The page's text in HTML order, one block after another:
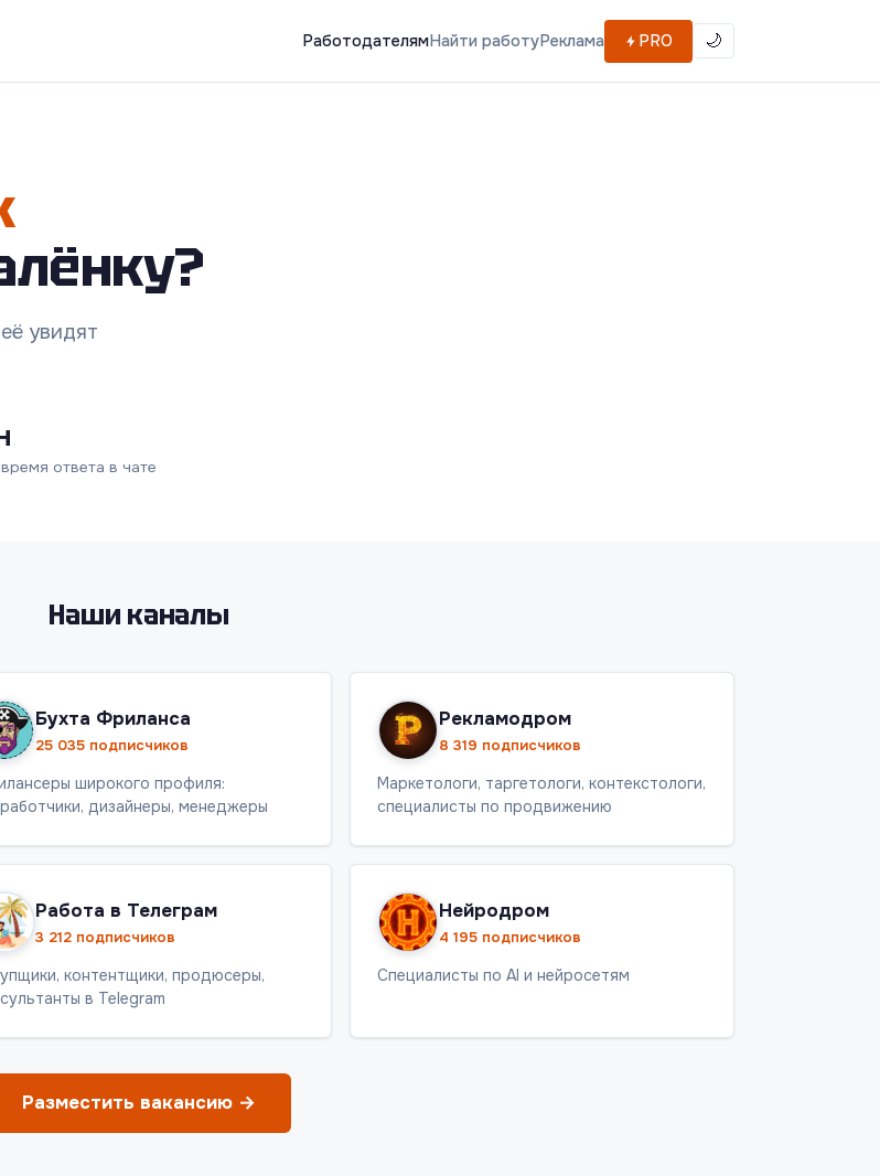
РаботодателямНайти работуРеклама PRO 🌙
увидят
ответа в чате
Наши каналы
Бухта Фриланса
25 035 подписчиков
широкого профиля:
дизайнеры, менеджеры
Рекламодром
8 319 подписчиков
Маркетологи, таргетологи, контекстологи,
специалисты по продвижению
Работа в Телеграм
3 212 подписчиков
контентщики, продюсеры,
в Telegram
Нейродром
4 195 подписчиков
Специалисты по AI и нейросетям
Разместить вакансию →